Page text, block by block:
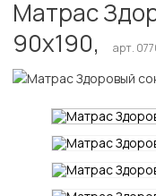
Матрас
90х190,
арт.